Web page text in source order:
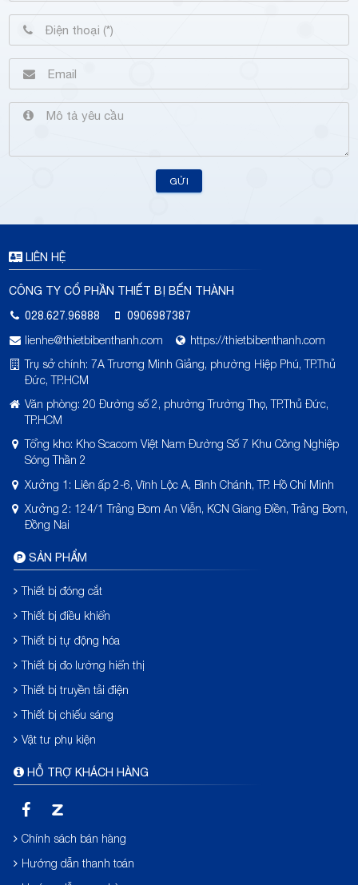
GỬI
LIÊN HỆ
CÔNG TY CỔ PHẦN THIẾT BỊ BẾN THÀNH
028.627.96888
0906987387
lienhe@thietbibenthanh.com
https://thietbibenthanh.com
Trụ sở chính: 7A Trương Minh Giảng, phường Hiệp Phú, TP.Thủ
Đức, TP.HCM
Văn phòng: 20 Đường số 2, phường Trường Thọ, TP.Thủ Đức,
TP.HCM
Tổng kho: Kho Scacom Việt Nam Đường Số 7 Khu Công Nghiệp
Sóng Thần 2
Xưởng 1: Liên ấp 2-6, Vĩnh Lộc A, Bình Chánh, TP. Hồ Chí Minh
Xưởng 2: 124/1 Trảng Bom An Viễn, KCN Giang Điền, Trảng Bom,
Đồng Nai
SẢN PHẨM
Thiết bị đóng cắt
Thiết bị điều khiển
Thiết bị tự động hóa
Thiết bị đo lường hiển thị
Thiết bị truyền tải điện
Thiết bị chiếu sáng
Vật tư phụ kiện
HỖ TRỢ KHÁCH HÀNG
Chính sách bán hàng
Hướng dẫn thanh toán